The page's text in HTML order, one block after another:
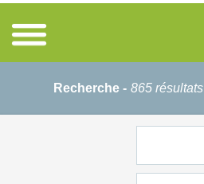
Recherche - 865 résultats